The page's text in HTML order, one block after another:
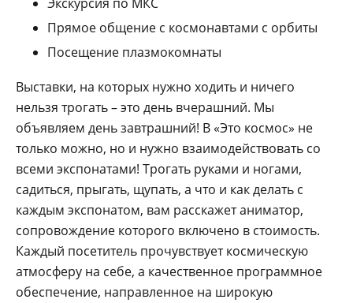
Экскурсия по МКС
Прямое общение с космонавтами с орбиты
Посещение плазмокомнаты
Выставки, на которых нужно ходить и ничего
нельзя трогать – это день вчерашний. Мы
объявляем день завтрашний! В «Это космос» не
только можно, но и нужно взаимодействовать со
всеми экспонатами! Трогать руками и ногами,
садиться, прыгать, щупать, а что и как делать с
каждым экспонатом, вам расскажет аниматор,
сопровождение которого включено в стоимость.
Каждый посетитель прочувствует космическую
атмосферу на себе, а качественное программное
обеспечение, направленное на широкую